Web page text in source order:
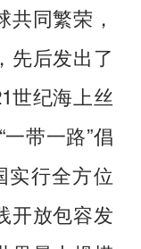
同繁荣，
先后发出了
世纪海上丝
带一路”倡
实行全方位
开放包容发